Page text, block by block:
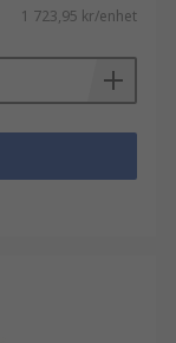
1 723,95 kr/enhet